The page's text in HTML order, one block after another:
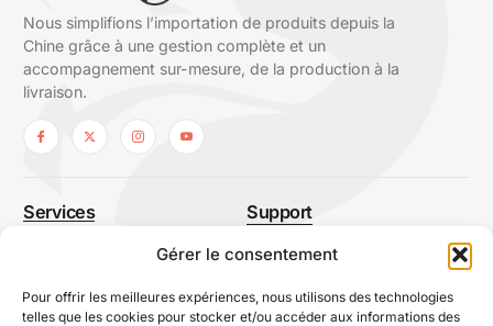
Gérer le consentement
Pour offrir les meilleures expériences, nous utilisons des technologies
telles que les cookies pour stocker et/ou accéder aux informations des
Nous simplifions l’importation de produits depuis la
Chine grâce à une gestion complète et un
accompagnement sur-mesure, de la production à la
livraison.
Services
Logistique
Support
Avis Inkubox